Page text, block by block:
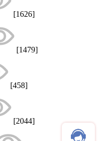
[1626]
[1479]
[458]
[2044]